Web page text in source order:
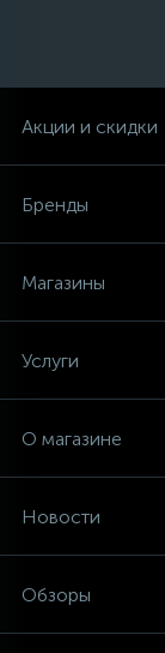
Акции и скидки
Бренды
Магазины
Услуги
О магазине
Новости
Обзоры